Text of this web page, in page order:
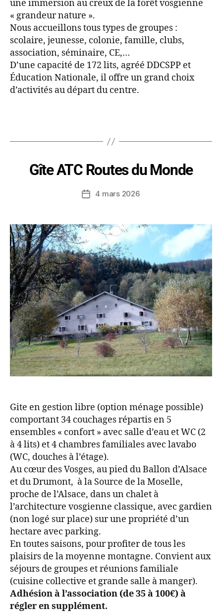
une immersion au creux de la forêt vosgienne
« grandeur nature ».
Nous accueillons tous types de groupes :
scolaire, jeunesse, colonie, famille, clubs,
association, séminaire, CE,…
D’une capacité de 172 lits, agréé DDCSPP et
Éducation Nationale, il offre un grand choix
d’activités au départ du centre.
Gîte ATC Routes du Monde
4 mars 2026
Gite en gestion libre (option ménage possible)
comportant 34 couchages répartis en 5
ensembles « confort » avec salle d’eau et WC (2
à 4 lits) et 4 chambres familiales avec lavabo
(WC, douches à l’étage).
Au cœur des Vosges, au pied du Ballon d’Alsace
et du Drumont, à la Source de la Moselle,
proche de l’Alsace, dans un chalet à
l’architecture vosgienne classique, avec gardien
(non logé sur place) sur une propriété d’un
hectare avec parking.
En toutes saisons, pour profiter de tous les
plaisirs de la moyenne montagne. Convient aux
séjours de groupes et réunions familiale
(cuisine collective et grande salle à manger).
Adhésion à l’association (de 35 à 100€) à
régler en supplément.